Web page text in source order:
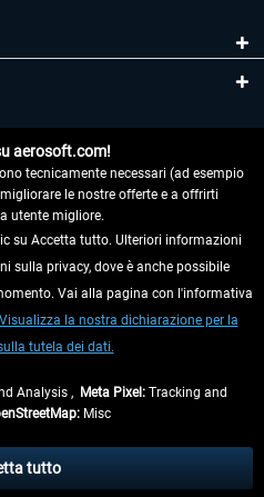
se non diversamente descritto.
Germania, i tempi di consegna per le
aerosoft.com!
tecnicamente necessari (ad esempio
le nostre offerte e a offrirti
utente migliore.
su Accetta tutto. Ulteriori informazioni
sulla privacy, dove è anche possibile
Vai alla pagina con l'informativa
Visualizza la nostra dichiarazione per la
tutela dei dati.
Analysis , Meta Pixel: Tracking and
Misc
tutto